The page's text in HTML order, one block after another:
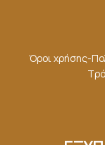
Όροι χρήσης-